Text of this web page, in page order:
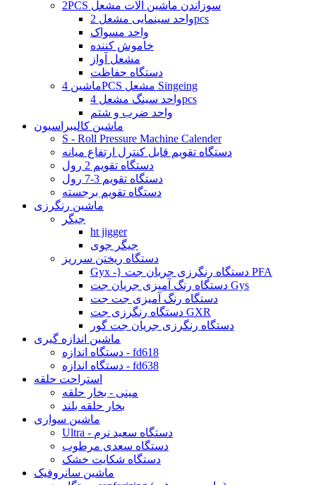
2PCS سوزاندن ماشین آلات مشعل
واحد سینمایی مشعل 2pcs
واحد مسواک
خاموش کننده
مشعل آواز
دستگاه حفاظت
ماشین 4PCS مشعل Singeing
واحد سینگ مشعل 4pcs
واحد ضرب و شتم
ماشین کالیبراسیون
S - Roll Pressure Machine Calender
دستگاه تقویم قابل کنترل ارتفاع میانه
دستگاه تقویم 2 رول
دستگاه تقویم 3-7 رول
دستگاه تقویم برجسته
ماشین رنگرزی
جیگر
ht jigger
جیگر جوی
دستگاه ریختن سرریز
Gyx -} دستگاه رنگرزی جریان جت PFA
دستگاه رنگ آمیزی جریان جت Gys
دستگاه رنگ آمیزی جت جت
دستگاه رنگرزی جت GXR
دستگاه رنگرزی جریان جت گور
ماشین اندازه گیری
دستگاه اندازه - fd618
دستگاه اندازه - fd638
استراحت حلقه
مینی - بخار حلقه
بخار حلقه بلند
ماشین سواری
Ultra - دستگاه سعید نرم
دستگاه سعدی مرطوب
دستگاه شکایت خشک
ماشین سانروفیک